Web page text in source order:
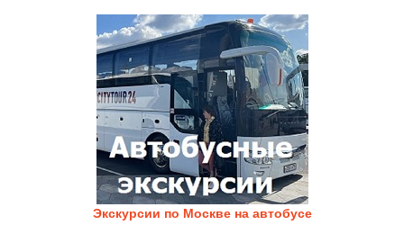
Экскурсии по Москве на автобусе